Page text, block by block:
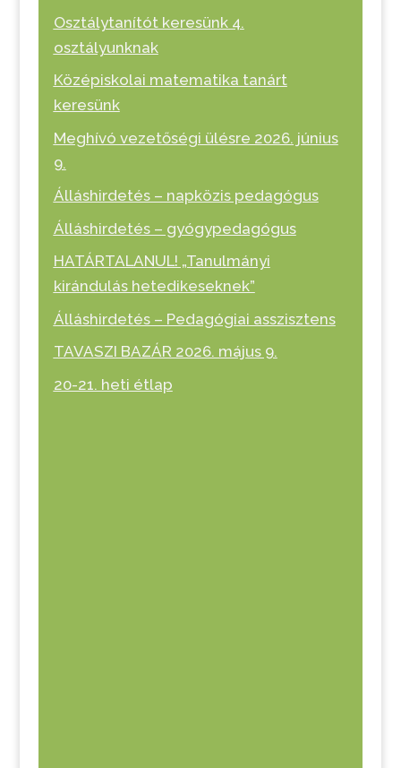
Osztálytanítót keresünk 4.
osztályunknak
Középiskolai matematika tanárt
keresünk
Meghívó vezetőségi ülésre 2026. június
9.
Álláshirdetés – napközis pedagógus
Álláshirdetés – gyógypedagógus
HATÁRTALANUL! „Tanulmányi
kirándulás hetedikeseknek”
Álláshirdetés – Pedagógiai asszisztens
TAVASZI BAZÁR 2026. május 9.
20-21. heti étlap